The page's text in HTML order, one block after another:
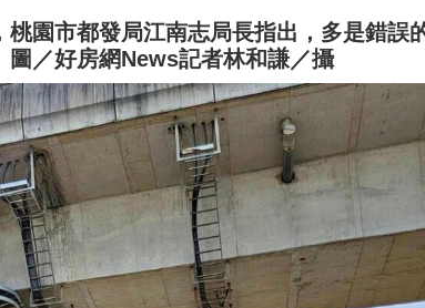
園市都發局江南志局長指出，多是錯誤
／好房網News記者林和謙／攝